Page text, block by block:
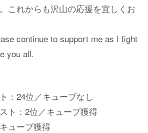
これからも沢山の応援を宜しくお
continue to support me as I fight
you all.
：24位／キューブなし
ト：2位／キューブ獲得
ューブ獲得